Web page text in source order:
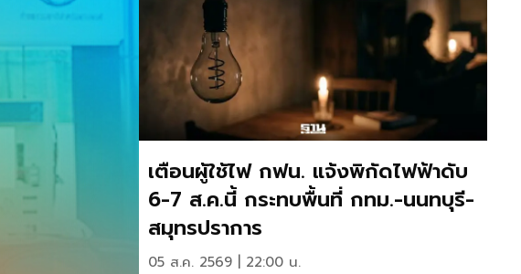
เตือนผู้ใช้ไฟ กฟน. แจ้งพิกัดไฟฟ้าดับ
6-7 ส.ค.นี้ กระทบพื้นที่ กทม.-นนทบุรี-
สมุทรปราการ
05 ส.ค. 2569 | 22:00 น.